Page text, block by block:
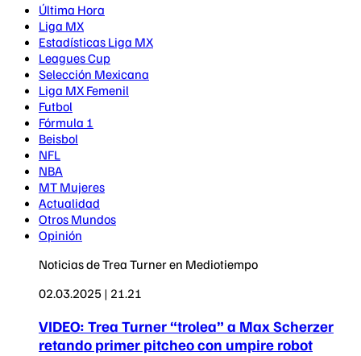
Última Hora
Liga MX
Estadísticas Liga MX
Leagues Cup
Selección Mexicana
Liga MX Femenil
Futbol
Fórmula 1
Beisbol
NFL
NBA
MT Mujeres
Actualidad
Otros Mundos
Opinión
Noticias de Trea Turner en Mediotiempo
02.03.2025 | 21.21
VIDEO: Trea Turner “trolea” a Max Scherzer
retando primer pitcheo con umpire robot